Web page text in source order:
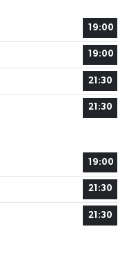
19:00
19:00
21:30
21:30
19:00
21:30
21:30